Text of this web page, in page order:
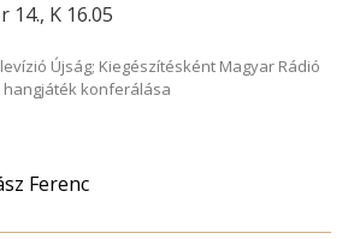
14., K 16.05
Újság; Kiegészítésként Magyar Rádió
konferálása
Ferenc